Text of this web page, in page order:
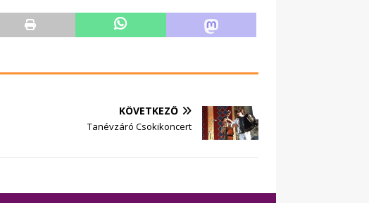
KÖVETKEZŐ
Tanévzáró Csokikoncert